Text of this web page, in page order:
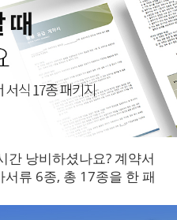
간 낭비하셨나요? 계약서
류 6종, 총 17종을 한 패